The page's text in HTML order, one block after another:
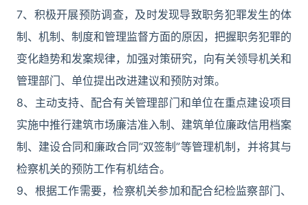
7、积极开展预防调查，及时发现导致职务犯罪发生的体
制、机制、制度和管理监督方面的原因，把握职务犯罪的
变化趋势和发案规律，加强对策研究，向有关领导机关和
管理部门、单位提出改进建议和预防对策。
8、主动支持、配合有关管理部门和单位在重点建设项目
实施中推行建筑市场廉洁准入制、建筑单位廉政信用档案
制、建设合同和廉政合同“双签制”等管理机制，并将其与
检察机关的预防工作有机结合。
9、根据工作需要，检察机关参加和配合纪检监察部门、